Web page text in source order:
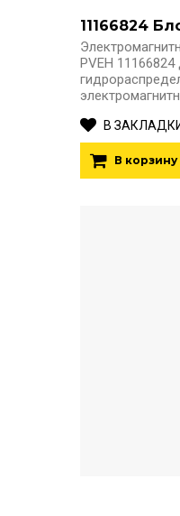
PVEH 11166824
В
В корзину